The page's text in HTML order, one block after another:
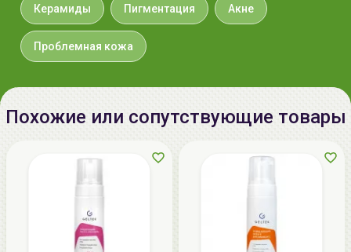
colors (MEISHOKU).4-30, Ичиока, Минато-кю, Осака,
552-0012, Япония.
Импортер в
ИП Мигаль Наталья Петровна,
136. www.allcosmetics.by, E-mail:
info@allcosmetics.by,
тел.:+375296131336
Керамиды Пигментация Акне
Проблемная кожа
Похожие или сопутствующие товары